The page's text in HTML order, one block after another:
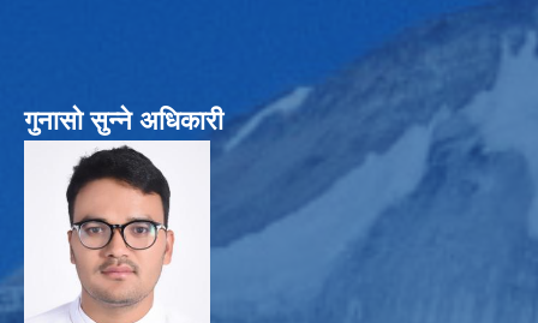
गुनासो सुन्ने अधिकारी